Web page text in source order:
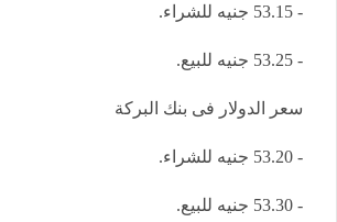
- 53.15 جنيه للشراء.
- 53.25 جنيه للبيع.
سعر الدولار فى بنك البركة
- 53.20 جنيه للشراء.
- 53.30 جنيه للبيع.